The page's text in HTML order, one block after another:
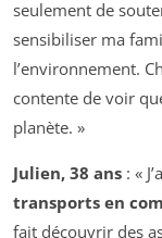
seulement de
sensibiliser ma
l’environnement.
contente de voir
planète. »
Julien, 38 ans : «
transports en
fait découvrir des